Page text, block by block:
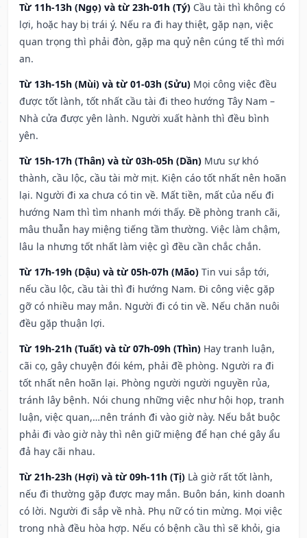
Từ 11h-13h (Ngọ) và từ 23h-01h (Tý) Cầu tài thì không có
lợi, hoặc hay bị trái ý. Nếu ra đi hay thiệt, gặp nạn, việc
quan trọng thì phải đòn, gặp ma quỷ nên cúng tế thì mới
an.
Từ 13h-15h (Mùi) và từ 01-03h (Sửu) Mọi công việc đều
được tốt lành, tốt nhất cầu tài đi theo hướng Tây Nam –
Nhà cửa được yên lành. Người xuất hành thì đều bình
yên.
Từ 15h-17h (Thân) và từ 03h-05h (Dần) Mưu sự khó
thành, cầu lộc, cầu tài mờ mịt. Kiện cáo tốt nhất nên hoãn
lại. Người đi xa chưa có tin về. Mất tiền, mất của nếu đi
hướng Nam thì tìm nhanh mới thấy. Đề phòng tranh cãi,
mâu thuẫn hay miệng tiếng tầm thường. Việc làm chậm,
lâu la nhưng tốt nhất làm việc gì đều cần chắc chắn.
Từ 17h-19h (Dậu) và từ 05h-07h (Mão) Tin vui sắp tới,
nếu cầu lộc, cầu tài thì đi hướng Nam. Đi công việc gặp
gỡ có nhiều may mắn. Người đi có tin về. Nếu chăn nuôi
đều gặp thuận lợi.
Từ 19h-21h (Tuất) và từ 07h-09h (Thìn) Hay tranh luận,
cãi cọ, gây chuyện đói kém, phải đề phòng. Người ra đi
tốt nhất nên hoãn lại. Phòng người người nguyền rủa,
tránh lây bệnh. Nói chung những việc như hội họp, tranh
luận, việc quan,…nên tránh đi vào giờ này. Nếu bắt buộc
phải đi vào giờ này thì nên giữ miệng để hạn ché gây ẩu
đả hay cãi nhau.
Từ 21h-23h (Hợi) và từ 09h-11h (Tị) Là giờ rất tốt lành,
nếu đi thường gặp được may mắn. Buôn bán, kinh doanh
có lời. Người đi sắp về nhà. Phụ nữ có tin mừng. Mọi việc
trong nhà đều hòa hợp. Nếu có bệnh cầu thì sẽ khỏi, gia